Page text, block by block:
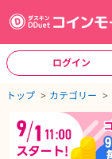
ログイン
トップ カテゴリー
ジトップへ